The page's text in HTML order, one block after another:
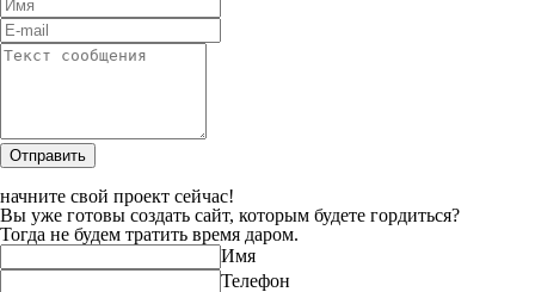
Отправить
начните свой проект сейчас!
Вы уже готовы создать сайт, которым будете гордиться?
Тогда не будем тратить время даром.
Имя
Телефон